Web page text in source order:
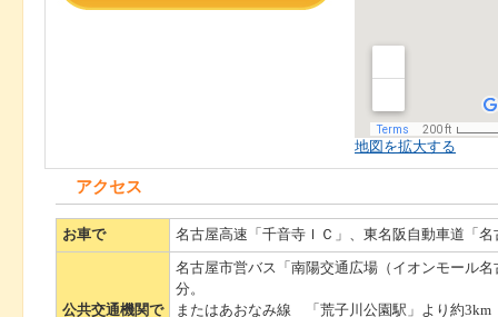
地図を拡大する
アクセス
お車で 名古屋高速「千音寺ＩＣ」、東名阪自動車道「
公共交通機関で
名古屋市営バス「南陽交通広場（イオンモール
分。
またはあおなみ線 「荒子川公園駅」より約3km